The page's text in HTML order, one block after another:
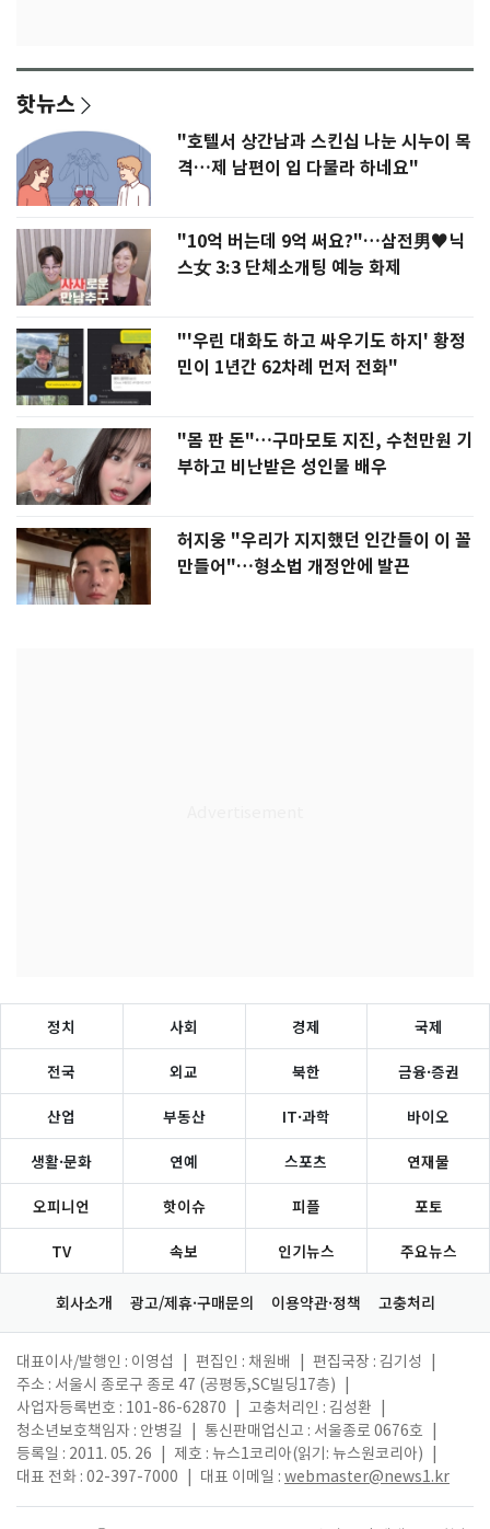
핫뉴스
"호텔서 상간남과 스킨십 나눈 시누이 목
격…제 남편이 입 다물라 하네요"
"10억 버는데 9억 써요?"…삼전男♥닉
스女 3:3 단체소개팅 예능 화제
"'우린 대화도 하고 싸우기도 하지' 황정
민이 1년간 62차례 먼저 전화"
"몸 판 돈"…구마모토 지진, 수천만원 기
부하고 비난받은 성인물 배우
허지웅 "우리가 지지했던 인간들이 이 꼴
만들어"…형소법 개정안에 발끈
정치 사회 경제 국제
전국 외교 북한 금융·증권
산업 부동산 IT·과학 바이오
생활·문화 연예 스포츠 연재물
오피니언 핫이슈 피플 포토
TV 속보 인기뉴스 주요뉴스
회사소개 광고/제휴·구매문의 이용약관·정책 고충처리
대표이사/발행인 : 이영섭 편집인 : 채원배 편집국장 : 김기성
주소 : 서울시 종로구 종로 47 (공평동,SC빌딩17층)
사업자등록번호 : 101-86-62870
고충처리인 : 김성환
청소년보호책임자 : 안병길
통신판매업신고 : 서울종로 0676호
등록일 : 2011. 05. 26
제호 : 뉴스1코리아(읽기: 뉴스원코리아)
대표 전화 : 02-397-7000
대표 이메일 : webmaster@news1.kr